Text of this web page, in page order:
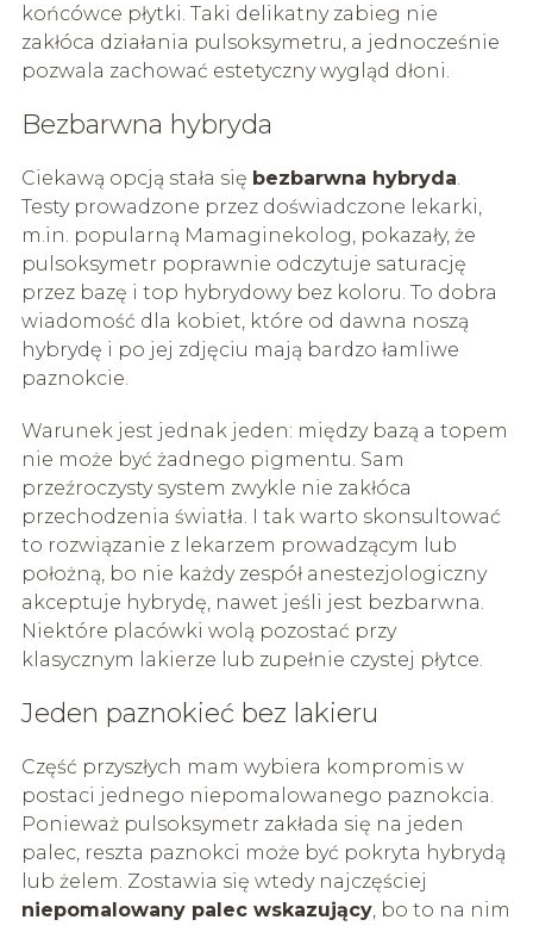
końcówce płytki. Taki delikatny zabieg nie
zakłóca działania pulsoksymetru, a jednocześnie
pozwala zachować estetyczny wygląd dłoni.
Bezbarwna hybryda
Ciekawą opcją stała się bezbarwna hybryda.
Testy prowadzone przez doświadczone lekarki,
m.in. popularną Mamaginekolog, pokazały, że
pulsoksymetr poprawnie odczytuje saturację
przez bazę i top hybrydowy bez koloru. To dobra
wiadomość dla kobiet, które od dawna noszą
hybrydę i po jej zdjęciu mają bardzo łamliwe
paznokcie.
Warunek jest jednak jeden: między bazą a topem
nie może być żadnego pigmentu. Sam
przeźroczysty system zwykle nie zakłóca
przechodzenia światła. I tak warto skonsultować
to rozwiązanie z lekarzem prowadzącym lub
położną, bo nie każdy zespół anestezjologiczny
akceptuje hybrydę, nawet jeśli jest bezbarwna.
Niektóre placówki wolą pozostać przy
klasycznym lakierze lub zupełnie czystej płytce.
Jeden paznokieć bez lakieru
Część przyszłych mam wybiera kompromis w
postaci jednego niepomalowanego paznokcia.
Ponieważ pulsoksymetr zakłada się na jeden
palec, reszta paznokci może być pokryta hybrydą
lub żelem. Zostawia się wtedy najczęściej
niepomalowany palec wskazujący, bo to na nim